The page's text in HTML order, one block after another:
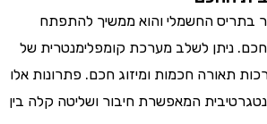
החשמלי והוא ממשיך להתפתח
לשלב מערכת קומפלימנטרית של
חכמות ומיזוג חכם. פתרונות אלו
המאפשרת חיבור ושליטה קלה בין